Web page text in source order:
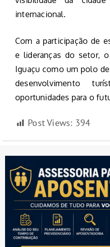
internacional.
Com a participação de
e lideranças do setor,
Iguaçu como um polo
desenvolvimento
oportunidades para o
Post Views: 394